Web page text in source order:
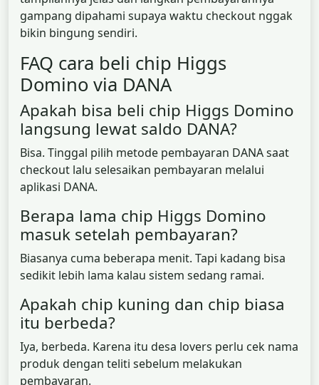
gampang dipahami supaya waktu checkout nggak
bikin bingung sendiri.
FAQ cara beli chip Higgs
Domino via DANA
Apakah bisa beli chip Higgs Domino
langsung lewat saldo DANA?
Bisa. Tinggal pilih metode pembayaran DANA saat
checkout lalu selesaikan pembayaran melalui
aplikasi DANA.
Berapa lama chip Higgs Domino
masuk setelah pembayaran?
Biasanya cuma beberapa menit. Tapi kadang bisa
sedikit lebih lama kalau sistem sedang ramai.
Apakah chip kuning dan chip biasa
itu berbeda?
Iya, berbeda. Karena itu desa lovers perlu cek nama
produk dengan teliti sebelum melakukan
pembayaran.